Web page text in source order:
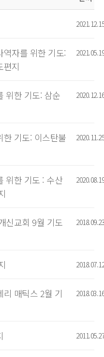
2021.12.15
자를 위한 기도:
편지
2021.05.19
위한 기도: 삼순
2020.12.16
한 기도: 이스탄불
2020.11.25
위한 기도 : 수산
2020.08.19
신교회 9월 기도
2018.09.23
2018.07.12
매틱스 2월 기
2018.03.16
2011.05.27